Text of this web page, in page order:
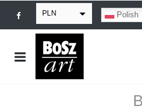
PLN
EUR
USD
Polish